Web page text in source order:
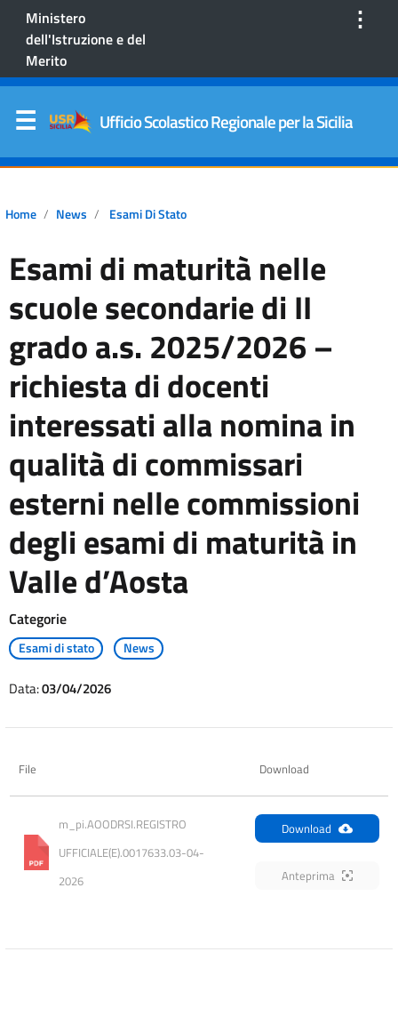
Ministero
dell'Istruzione e del
Merito
⋮
Ufficio Scolastico Regionale per la Sicilia
Home News Esami Di Stato
Esami di maturità nelle
scuole secondarie di II
grado a.s. 2025/2026 –
richiesta di docenti
interessati alla nomina in
qualità di commissari
esterni nelle commissioni
degli esami di maturità in
Valle d’Aosta
Categorie
Esami di stato News
Data:03/04/2026
File Download
m_pi.AOODRSI.REGISTRO
UFFICIALE(E).0017633.03-04-
2026
Download
Anteprima